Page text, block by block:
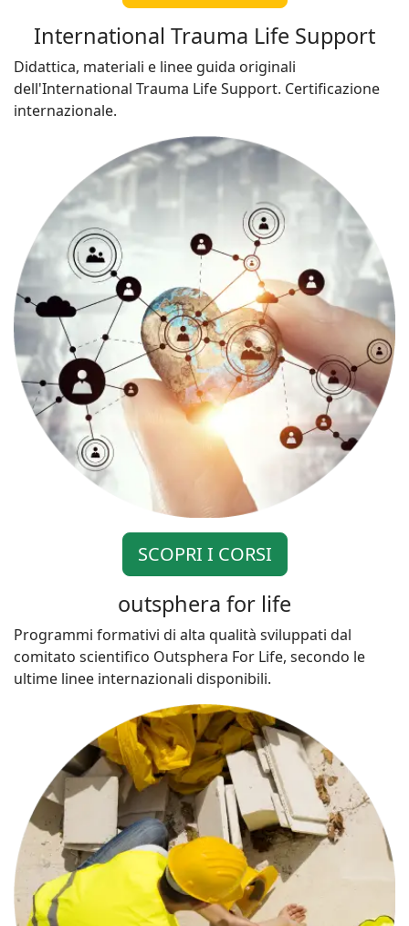
International Trauma Life Support
Didattica, materiali e linee guida originali
dell'International Trauma Life Support. Certificazione
internazionale.
SCOPRI I CORSI
outsphera for life
Programmi formativi di alta qualità sviluppati dal
comitato scientifico Outsphera For Life, secondo le
ultime linee internazionali disponibili.